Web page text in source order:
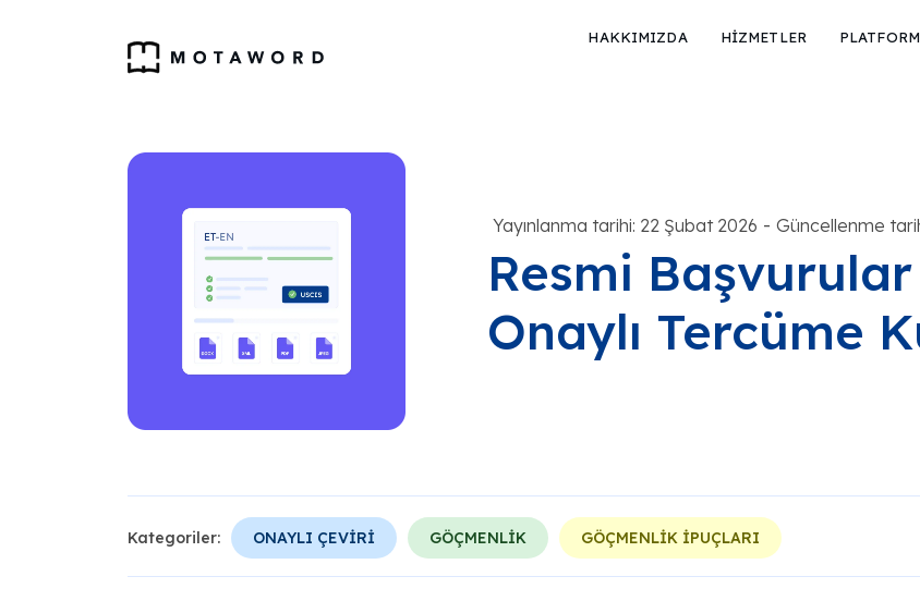
HAKKIMIZDA HİZMETLER PLATFORM
Yayınlanma tarihi: 22 Şubat 2026 - Güncellenme
Resmi
Onaylı Tercüme
Kategoriler: ONAYLI ÇEVİRİ GÖÇMENLİK GÖÇMENLİK İPUÇLARI